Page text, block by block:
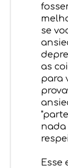
se
as
para
nada
Esse